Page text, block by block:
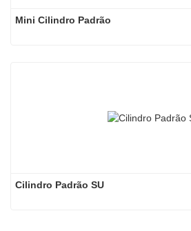
Mini Cilindro Padrão
Cilindro Padrão SU